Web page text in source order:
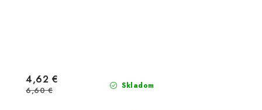
Skladom
4,62 €
6,60 €